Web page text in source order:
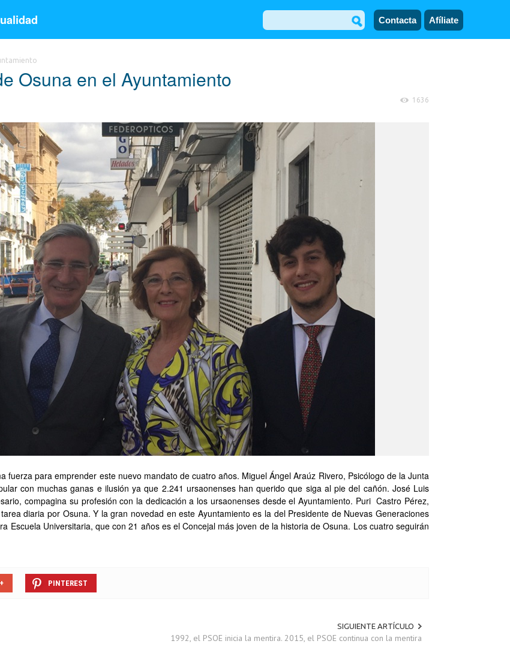
Contacta Afíliate
Osuna en el Ayuntamiento
1636
fuerza para emprender este nuevo mandato de cuatro años. Miguel Ángel Araúz Rivero, Psicólogo de la Junta
con muchas ganas e ilusión ya que 2.241 ursaonenses han querido que siga al pie del cañón. José Luis
compagina su profesión con la dedicación a los ursaonenses desde el Ayuntamiento. Puri Castro Pérez,
diaria por Osuna. Y la gran novedad en este Ayuntamiento es la del Presidente de Nuevas Generaciones
Escuela Universitaria, que con 21 años es el Concejal más joven de la historia de Osuna. Los cuatro seguirán
PINTEREST
SIGUIENTE ARTÍCULO
1992, el PSOE inicia la mentira. 2015, el PSOE continua con la mentira